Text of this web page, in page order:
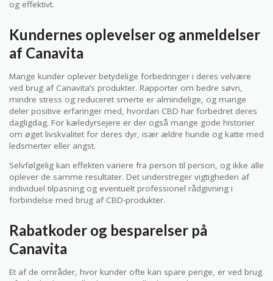
og effektivt.
Kundernes oplevelser og anmeldelser
af Canavita
Mange kunder oplever betydelige forbedringer i deres velvære
ved brug af Canavita’s produkter. Rapporter om bedre søvn,
mindre stress og reduceret smerte er almindelige, og mange
deler positive erfaringer med, hvordan CBD har forbedret deres
dagligdag. For kæledyrsejere er der også mange gode historier
om øget livskvalitet for deres dyr, især ældre hunde og katte med
ledsmerter eller angst.
Selvfølgelig kan effekten variere fra person til person, og ikke alle
oplever de samme resultater. Det understreger vigtigheden af
individuel tilpasning og eventuelt professionel rådgivning i
forbindelse med brug af CBD-produkter.
Rabatkoder og besparelser på
Canavita
Et af de områder, hvor kunder ofte kan spare penge, er ved brug